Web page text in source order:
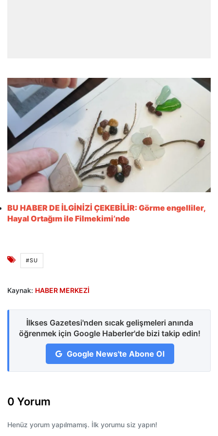
BU HABER DE İLGİNİZİ ÇEKEBİLİR: Görme engelliler,
Hayal Ortağım ile Filmekimi’nde
#SU
Kaynak: HABER MERKEZİ
İlkses Gazetesi'nden sıcak gelişmeleri anında
öğrenmek için Google Haberler'de bizi takip edin!
Google News'te Abone Ol
0 Yorum
Henüz yorum yapılmamış. İlk yorumu siz yapın!